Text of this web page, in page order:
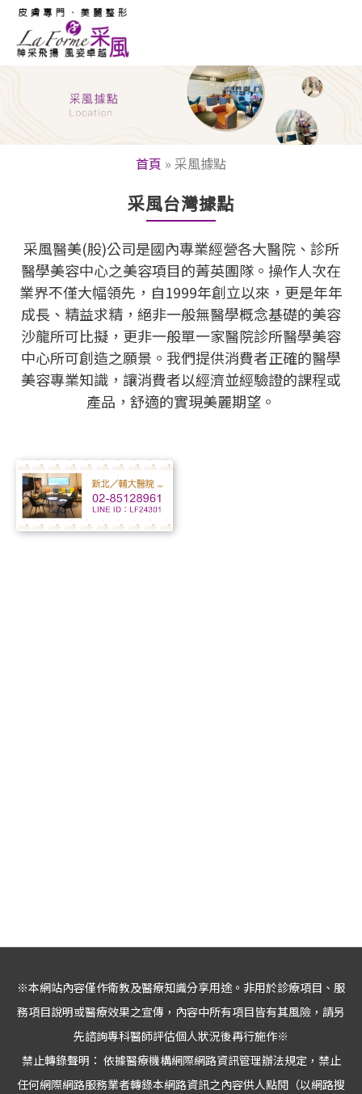
首頁 » 采風據點
采風台灣據點
采風醫美(股)公司是國內專業經營各大醫院、診所
醫學美容中心之美容項目的菁英團隊。操作人次在
業界不僅大幅領先，自1999年創立以來，更是年年
成長、精益求精，絕非一般無醫學概念基礎的美容
沙龍所可比擬，更非一般單一家醫院診所醫學美容
中心所可創造之願景。我們提供消費者正確的醫學
美容專業知識，讓消費者以經濟並經驗證的課程或
產品，舒適的實現美麗期望。
※本網站內容僅作衛教及醫療知識分享用途。非用於診療項目、服
務項目說明或醫療效果之宣傳，內容中所有項目皆有其風險，請另
先諮詢專科醫師評估個人狀況後再行施作※
禁止轉錄聲明： 依據醫療機構網際網路資訊管理辦法規定，禁止
任何網際網路服務業者轉錄本網路資訊之內容供人點閱（以網路搜